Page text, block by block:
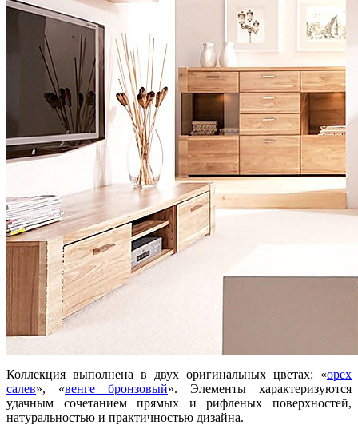
Коллекция выполнена в двух оригинальных цветах: «орех
салев», «венге бронзовый». Элементы характеризуются
удачным сочетанием прямых и рифленых поверхностей,
натуральностью и практичностью дизайна.